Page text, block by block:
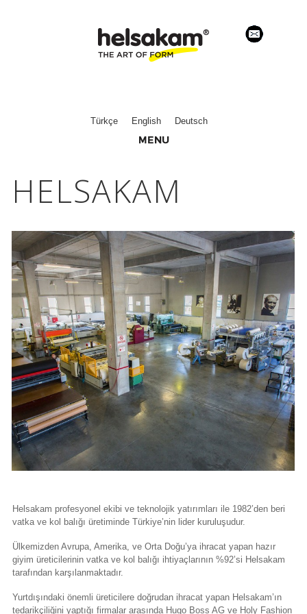
Türkçe English Deutsch
HELSAKAM
Helsakam profesyonel ekibi ve teknolojik yatırımları ile 1982’den beri
vatka ve kol balığı üretiminde Türkiye’nin lider kuruluşudur.
Ülkemizden Avrupa, Amerika, ve Orta Doğu’ya ihracat yapan hazır
giyim üreticilerinin vatka ve kol balığı ihtiyaçlarının %92’si Helsakam
tarafından karşılanmaktadır.
Yurtdışındaki önemli üreticilere doğrudan ihracat yapan Helsakam’ın
tedarikçiliğini yaptığı firmalar arasında Hugo Boss AG ve Holy Fashion